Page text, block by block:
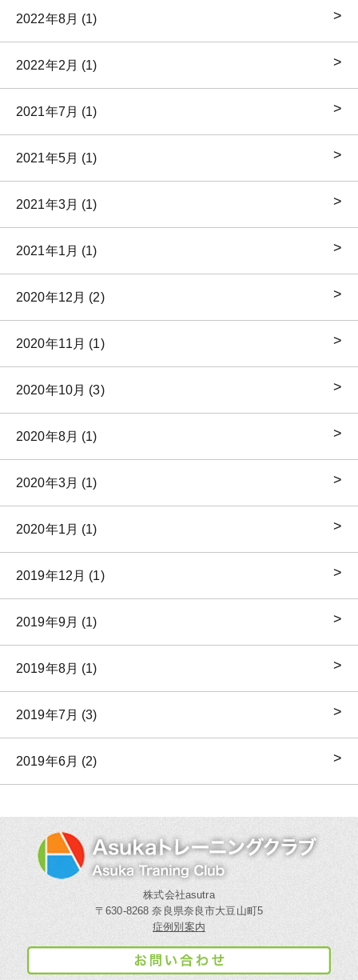
2022年8月 (1)
2022年2月 (1)
2021年7月 (1)
2021年5月 (1)
2021年3月 (1)
2021年1月 (1)
2020年12月 (2)
2020年11月 (1)
2020年10月 (3)
2020年8月 (1)
2020年3月 (1)
2020年1月 (1)
2019年12月 (1)
2019年9月 (1)
2019年8月 (1)
2019年7月 (3)
2019年6月 (2)
株式会社asutra
〒630-8268 奈良県奈良市大豆山町5
症例別案内